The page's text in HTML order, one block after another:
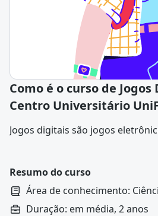
Como é o curso de
Centro Universitário
Jogos digitais são jogos
Resumo do curso
Área de conhecimento:
Duração: em média, 2 anos